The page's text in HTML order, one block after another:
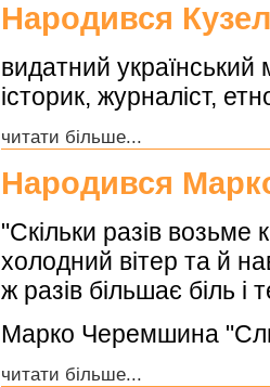
Народився
видатний український
історик, журналіст,
читати більше...
Народився
"Скільки разів возьме
холодний вітер та й
ж разів більшає біль і
Марко Черемшина
читати більше...